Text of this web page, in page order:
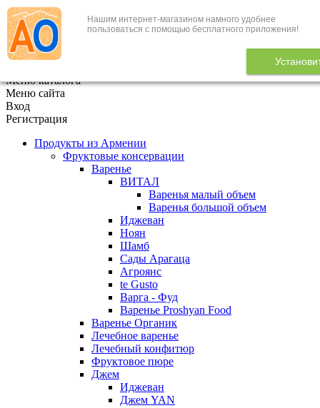
Нашим интернет-магазином намного удобнее
пользоваться с помощью бесплатного приложения!
+7 (495) 646-888-1
В корзине 0
Меню каталога
Меню сайта
Вход
Регистрация
Продукты из Армении
Фруктовые консервации
Варенье
ВИТАЛ
Варенья малый объем
Варенья большой объем
Иджеван
Ноян
Шамб
Сады Арагаца
Агроянс
te Gusto
Варга - Фуд
Варенье Proshyan Food
Варенье Органик
Лечебное варенье
Лечебный конфитюр
Фруктовое пюре
Джем
Иджеван
Джем YAN